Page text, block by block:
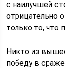
с наилучшей
отрицательно
только то, что
Никто из
победу в